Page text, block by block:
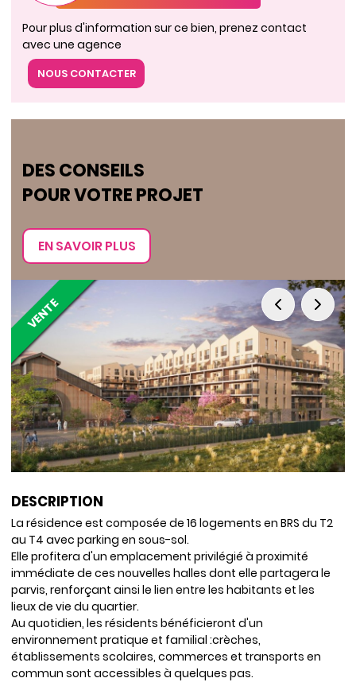
Pour plus d'information sur ce bien, prenez contact
avec une agence
NOUS CONTACTER
DES CONSEILS
POUR VOTRE PROJET
EN SAVOIR PLUS
VENTE
DESCRIPTION
La résidence est composée de 16 logements en BRS du T2
au T4 avec parking en sous-sol.
Elle profitera d'un emplacement privilégié à proximité
immédiate de ces nouvelles halles dont elle partagera le
parvis, renforçant ainsi le lien entre les habitants et les
lieux de vie du quartier.
Au quotidien, les résidents bénéficieront d'un
environnement pratique et familial :crèches,
établissements scolaires, commerces et transports en
commun sont accessibles à quelques pas.